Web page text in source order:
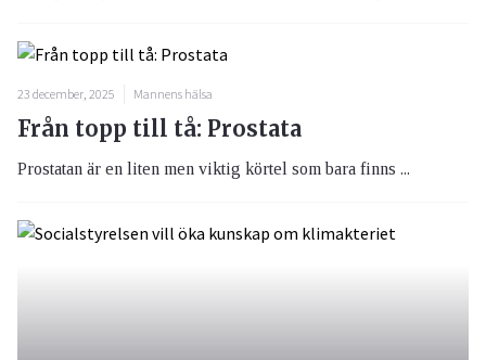
23 december, 2025 Mannens hälsa
Från topp till tå: Prostata
Prostatan är en liten men viktig körtel som bara finns ...